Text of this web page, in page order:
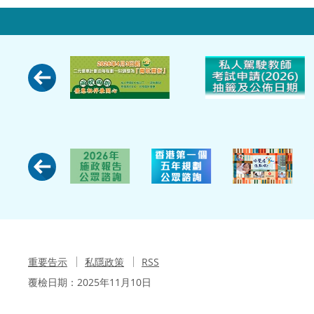
重要告示 私隱政策
RSS
覆檢日期： 2025年11月10日